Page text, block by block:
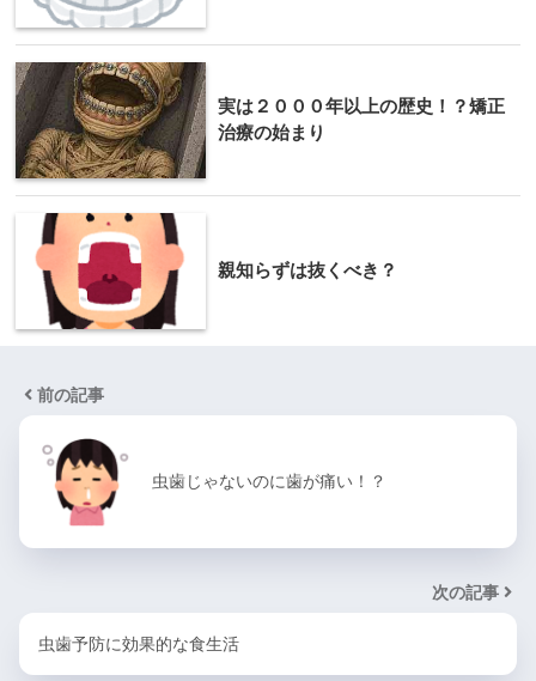
実は２０００年以上の歴史！？矯正
治療の始まり
親知らずは抜くべき？
前の記事
虫歯じゃないのに歯が痛い！？
次の記事
虫歯予防に効果的な食生活